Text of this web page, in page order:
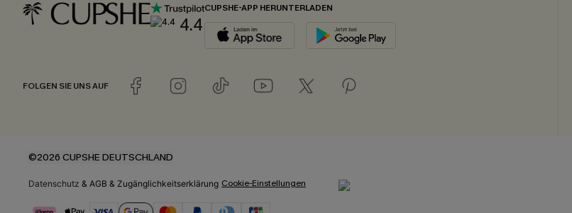
4.4
CUPSHE-APP HERUNTERLADEN
FOLGEN SIE UNS AUF
©2026 CUPSHE DEUTSCHLAND
Datenschutz & AGB & Zugänglichkeitserklärung Cookie-Einstellungen